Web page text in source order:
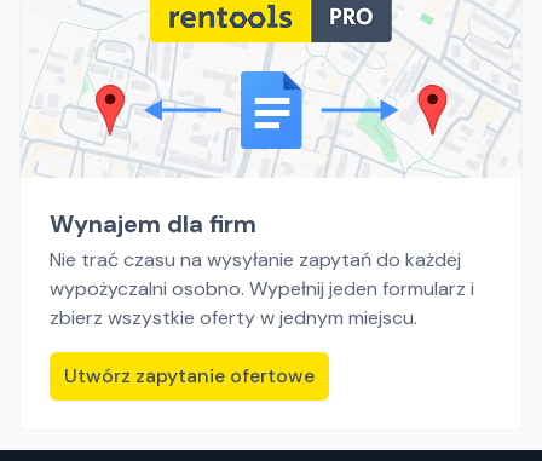
Wynajem dla firm
Nie trać czasu na wysyłanie zapytań do każdej
wypożyczalni osobno. Wypełnij jeden formularz i
zbierz wszystkie oferty w jednym miejscu.
Utwórz zapytanie ofertowe